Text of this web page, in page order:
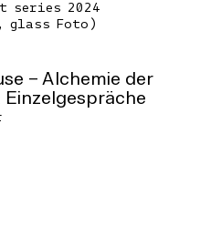
series 2024
glass Foto)
– Alchemie der
Einzelgespräche